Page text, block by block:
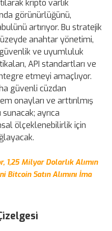
kripto varlık
görünürlüğünü,
artırıyor. Bu stratejik
anahtar yönetimi,
ve uyumluluk
API standartları ve
etmeyi amaçlıyor.
güvenli cüzdan
onayları ve arttırılmış
ayrıca
ölçeklenebilirlik için
1,25 Milyar Dolarlık Alımın
Bitcoin Satın Alımını İma